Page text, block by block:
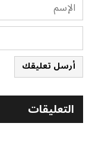
أرسل تعليقك
التعليقات